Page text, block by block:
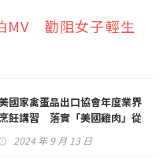
MV 勸阻女子輕生
國家禽蛋品出口協會年度業界
烹飪講習 落實「美國雞肉」從
飼養到餐桌的食安保證
2024 年 9 月 13 日